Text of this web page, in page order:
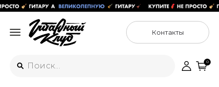
Контакты
0